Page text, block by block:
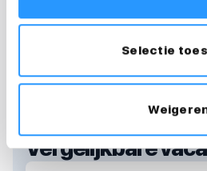
Selectie
Vergelijkbare